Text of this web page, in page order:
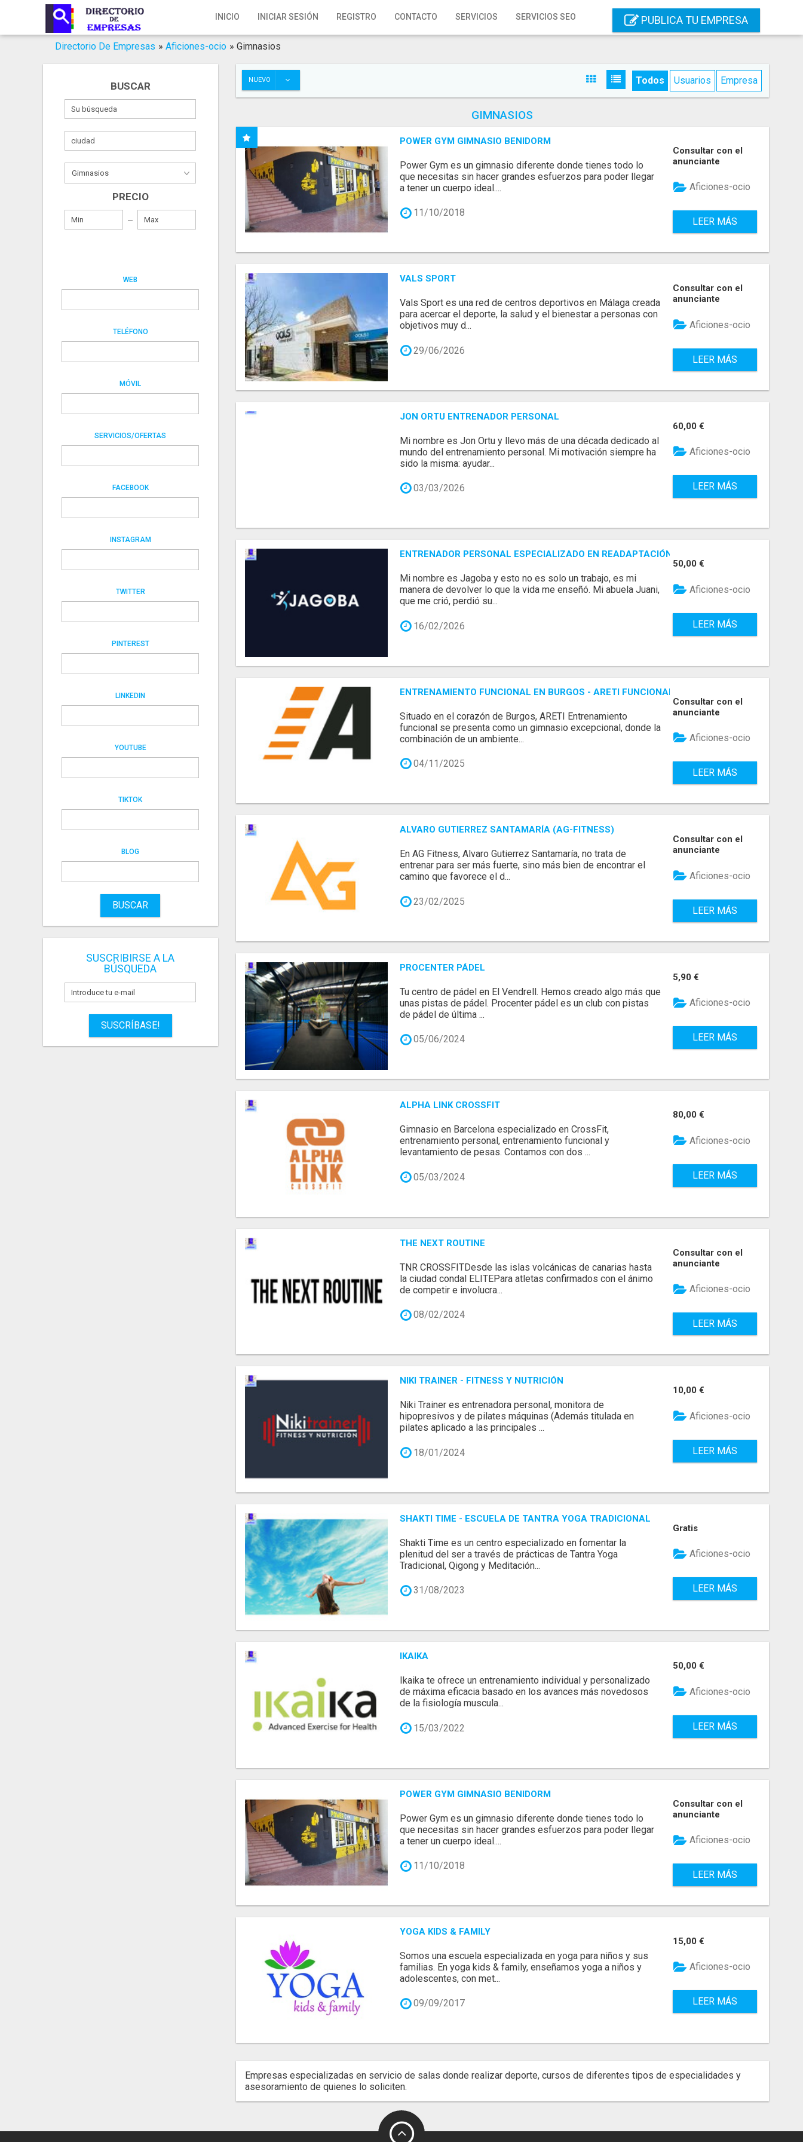
INICIO INICIAR SESIÓN REGISTRO CONTACTO SERVICIOS SERVICIOS SEO PUBLICA TU EMPRESA
Inicio
Iniciar Sesión
Servicios SEO
Publica Tu Empresa
Directorio De Empresas » Aficiones-ocio » Gimnasios
BUSCAR
PRECIO
WEB
TELÉFONO
MÓVIL
SERVICIOS/OFERTAS
FACEBOOK
INSTAGRAM
TWITTER
PINTEREST
LINKEDIN
YOUTUBE
TIKTOK
BLOG
BUSCAR
SUSCRIBIRSE A LA
BÚSQUEDA
SUSCRÍBASE!
NUEVO Todos Usuarios Empresa
GIMNASIOS
POWER GYM GIMNASIO BENIDORM
Power Gym es un gimnasio diferente donde tienes todo lo
que necesitas sin hacer grandes esfuerzos para poder llegar
a tener un cuerpo ideal....
11/10/2018
Consultar con el
anunciante
Aficiones-ocio
LEER MÁS
VALS SPORT
Vals Sport es una red de centros deportivos en Málaga creada
para acercar el deporte, la salud y el bienestar a personas con
objetivos muy d...
29/06/2026
Consultar con el
anunciante
Aficiones-ocio
LEER MÁS
JON ORTU ENTRENADOR PERSONAL
Mi nombre es Jon Ortu y llevo más de una década dedicado al
mundo del entrenamiento personal. Mi motivación siempre ha
sido la misma: ayudar...
03/03/2026
60,00 €
Aficiones-ocio
LEER MÁS
ENTRENADOR PERSONAL ESPECIALIZADO EN READAPTACIÓN EN BILBAO
Mi nombre es Jagoba y esto no es solo un trabajo, es mi
manera de devolver lo que la vida me enseñó. Mi abuela Juani,
que me crió, perdió su...
16/02/2026
50,00 €
Aficiones-ocio
LEER MÁS
ENTRENAMIENTO FUNCIONAL EN BURGOS - ARETI FUNCIONAL
Situado en el corazón de Burgos, ARETI Entrenamiento
funcional se presenta como un gimnasio excepcional, donde la
combinación de un ambiente...
04/11/2025
Consultar con el
anunciante
Aficiones-ocio
LEER MÁS
ALVARO GUTIERREZ SANTAMARÍA (AG-FITNESS)
En AG Fitness, Alvaro Gutierrez Santamaría, no trata de
entrenar para ser más fuerte, sino más bien de encontrar el
camino que favorece el d...
23/02/2025
Consultar con el
anunciante
Aficiones-ocio
LEER MÁS
PROCENTER PÁDEL
Tu centro de pádel en El Vendrell. Hemos creado algo más que
unas pistas de pádel. Procenter pádel es un club con pistas
de pádel de última ...
05/06/2024
5,90 €
Aficiones-ocio
LEER MÁS
ALPHA LINK CROSSFIT
Gimnasio en Barcelona especializado en CrossFit,
entrenamiento personal, entrenamiento funcional y
levantamiento de pesas. Contamos con dos ...
05/03/2024
80,00 €
Aficiones-ocio
LEER MÁS
THE NEXT ROUTINE
TNR CROSSFITDesde las islas volcánicas de canarias hasta
la ciudad condal ELITEPara atletas confirmados con el ánimo
de competir e involucra...
08/02/2024
Consultar con el
anunciante
Aficiones-ocio
LEER MÁS
NIKI TRAINER - FITNESS Y NUTRICIÓN
Niki Trainer es entrenadora personal, monitora de
hipopresivos y de pilates máquinas (Además titulada en
pilates aplicado a las principales ...
18/01/2024
10,00 €
Aficiones-ocio
LEER MÁS
SHAKTI TIME - ESCUELA DE TANTRA YOGA TRADICIONAL
Shakti Time es un centro especializado en fomentar la
plenitud del ser a través de prácticas de Tantra Yoga
Tradicional, Qigong y Meditación...
31/08/2023
Gratis
Aficiones-ocio
LEER MÁS
IKAIKA
Ikaika te ofrece un entrenamiento individual y personalizado
de máxima eficacia basado en los avances más novedosos
de la fisiología muscula...
15/03/2022
50,00 €
Aficiones-ocio
LEER MÁS
POWER GYM GIMNASIO BENIDORM
Power Gym es un gimnasio diferente donde tienes todo lo
que necesitas sin hacer grandes esfuerzos para poder llegar
a tener un cuerpo ideal....
11/10/2018
Consultar con el
anunciante
Aficiones-ocio
LEER MÁS
YOGA KIDS & FAMILY
Somos una escuela especializada en yoga para niños y sus
familias. En yoga kids & family, enseñamos yoga a niños y
adolescentes, con met...
09/09/2017
15,00 €
Aficiones-ocio
LEER MÁS
Empresas especializadas en servicio de salas donde realizar deporte, cursos de diferentes tipos de especialidades y
asesoramiento de quienes lo soliciten.